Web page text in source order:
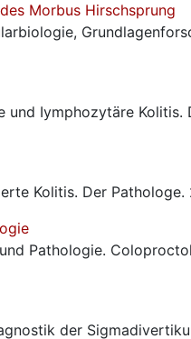
Morbus Hirschsprung
und Iymphozytäre
Kolitis. Der
Pathologie.
der